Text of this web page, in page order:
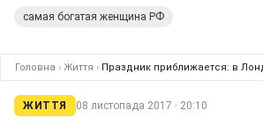
самая богатая женщина РФ
Головна › Життя › Праздник приближается: в
ЖИТТЯ 08 листопада 2017 · 20:10